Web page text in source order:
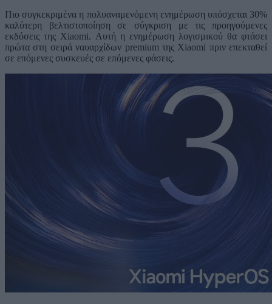
Πιο συγκεκριμένα η πολυαναμενόμενη ενημέρωση υπόσχεται 30%
καλύτερη βελτιστοποίηση σε σύγκριση με τις προηγούμενες
εκδόσεις της Xiaomi. Αυτή η ενημέρωση λογισμικού θα φτάσει
πρώτα στη σειρά ναυαρχίδων premium της Xiaomi πριν επεκταθεί
σε επόμενες συσκευές σε επόμενες φάσεις.